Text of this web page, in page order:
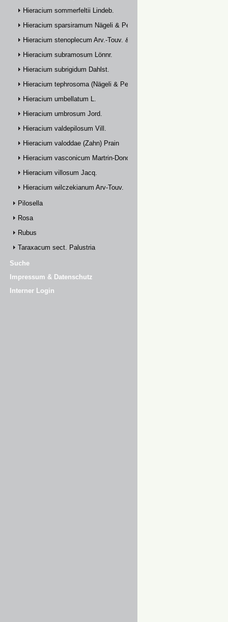
Hieracium sommerfeltii Lindeb.
Hieracium sparsiramum Nägeli & Peter
Hieracium stenoplecum Arv.-Touv. & Huter
Hieracium subramosum Lönnr.
Hieracium subrigidum Dahlst.
Hieracium tephrosoma (Nägeli & Peter) Zahn
Hieracium umbellatum L.
Hieracium umbrosum Jord.
Hieracium valdepilosum Vill.
Hieracium valoddae (Zahn) Prain
Hieracium vasconicum Martrin-Donos
Hieracium villosum Jacq.
Hieracium wilczekianum Arv-Touv.
Pilosella
Rosa
Rubus
Taraxacum sect. Palustria
Suche
Impressum & Datenschutz
Interner Login